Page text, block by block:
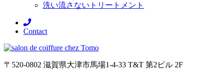
洗い流さないトリートメント
Contact
〒520-0802 滋賀県大津市馬場1-4-33 T&T 第2ビル 2F